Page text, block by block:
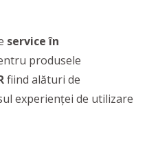
service în
produsele
fiind alături de
experienței de utilizare